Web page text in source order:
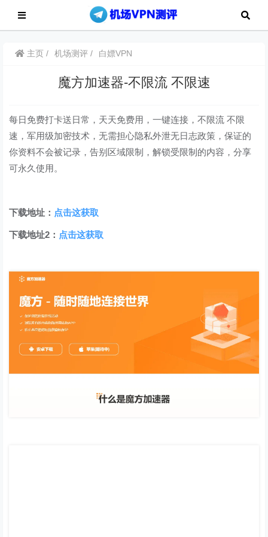
主页 机场测评 白嫖VPN
魔方加速器-不限流 不限速
每日免费打卡送日常，天天免费用，一键连接，不限流 不限
速，军用级加密技术，无需担心隐私外泄无日志政策，保证的
你资料不会被记录，告别区域限制，解锁受限制的内容，分享
可永久使用。
下载地址： 点击这获取
下载地址2： 点击这获取